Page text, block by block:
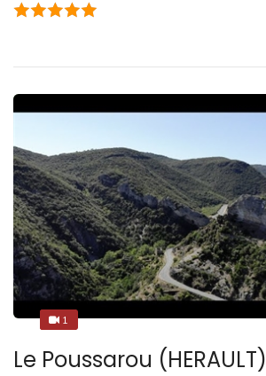
1
1
Le Poussarou (HERAULT)